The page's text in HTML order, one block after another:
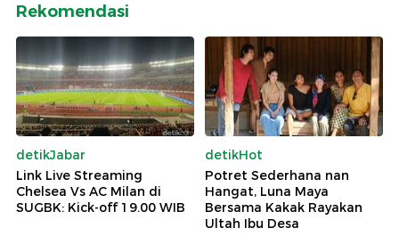
Rekomendasi
detikJabar
Link Live Streaming
Chelsea Vs AC Milan di
SUGBK: Kick-off 19.00 WIB
detikHot
Potret Sederhana nan
Hangat, Luna Maya
Bersama Kakak Rayakan
Ultah Ibu Desa